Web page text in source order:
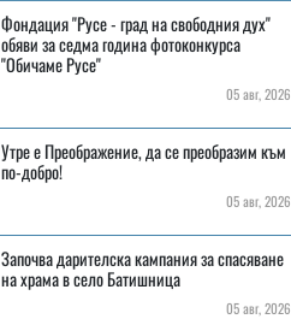
Фондация "Русе - град на свободния дух"
обяви за седма година фотоконкурса
"Обичаме Русе"
05 авг, 2026
Утре е Преображение, да се преобразим към
по-добро!
05 авг, 2026
Започва дарителска кампания за спасяване
на храма в село Батишница
05 авг, 2026